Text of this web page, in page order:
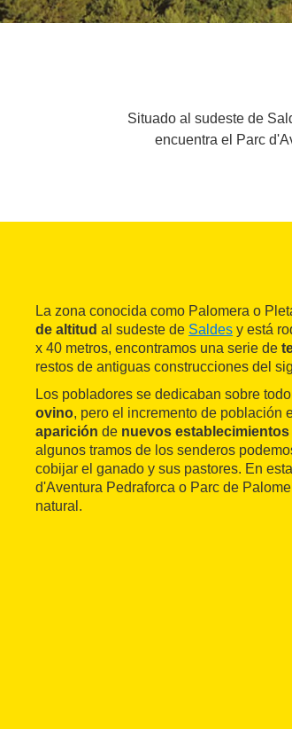
Situado al sudeste de
encuentra el Parc
La zona conocida como Palomera o
de altitud al sudeste de Saldes y está
x 40 metros, encontramos una serie de
restos de antiguas construcciones del
Los pobladores se dedicaban sobre
ovino, pero el incremento de población
aparición de nuevos establecimientos
algunos tramos de los senderos
cobijar el ganado y sus pastores. En
d'Aventura Pedraforca o Parc de
natural.